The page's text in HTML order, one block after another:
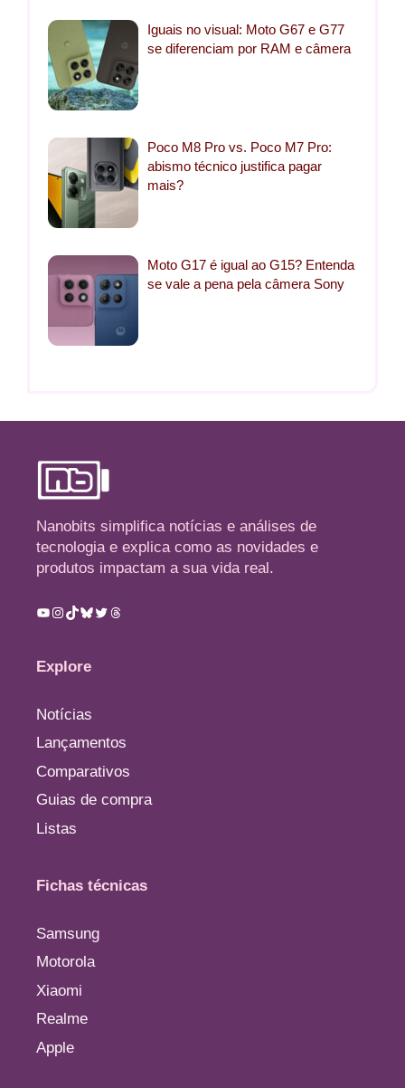
Iguais no visual: Moto G67 e G77
se diferenciam por RAM e câmera
Poco M8 Pro vs. Poco M7 Pro:
abismo técnico justifica pagar
mais?
Moto G17 é igual ao G15? Entenda
se vale a pena pela câmera Sony
Nanobits simplifica notícias e análises de
tecnologia e explica como as novidades e
produtos impactam a sua vida real.
Youtube
Instagram
TikTok
Bluesky
TwitterThreads
Explore
Notícias
Lançamentos
Comparativos
Guias de compra
Listas
Fichas técnicas
Samsung
Motorola
Xiaomi
Realme
Apple